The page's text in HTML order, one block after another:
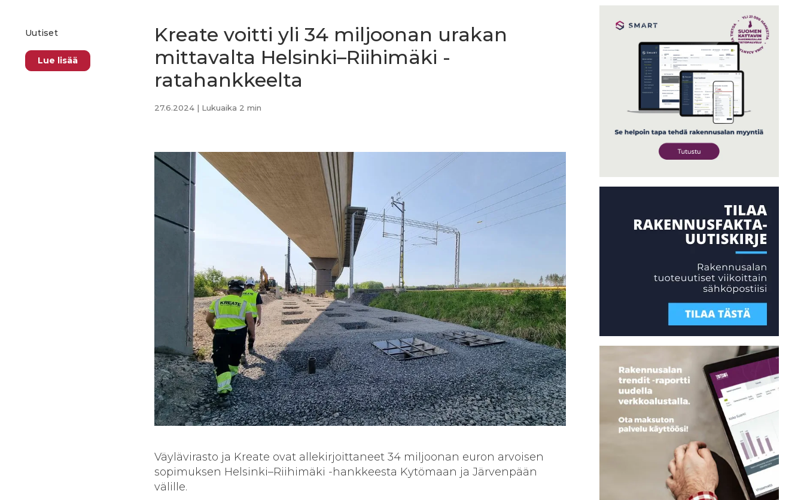
Uutiset
Lue lisää
Kreate voitti yli 34 miljoonan urakan
mittavalta Helsinki–Riihimäki -
ratahankkeelta
27.6.2024 | Lukuaika 2 min
Väylävirasto ja Kreate ovat allekirjoittaneet 34 miljoonan euron arvoisen
sopimuksen Helsinki–Riihimäki -hankkeesta Kytömaan ja Järvenpään
välille.